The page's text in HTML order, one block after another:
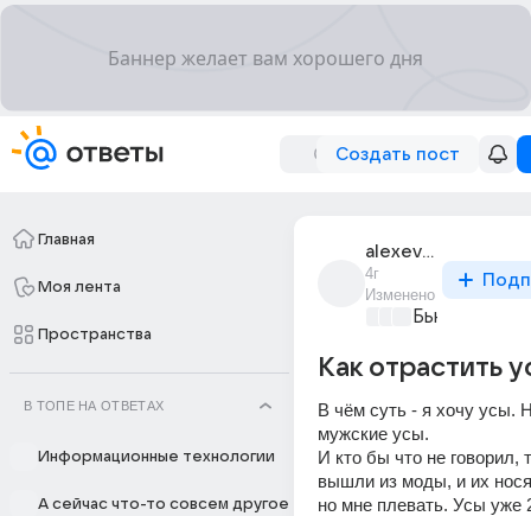
Создать пост
Главная
Моя лента
Пространства
В ТОПЕ НА ОТВЕТАХ
Информационные технологии
А сейчас что-то совсем другое
alexevtush
4г
Изменено
Бьютилэнд
Как отрастить
В чём суть - я хочу усы.
мужские усы.
И кто бы что не говорил,
вышли из моды, и их
но мне плевать. Усы уже